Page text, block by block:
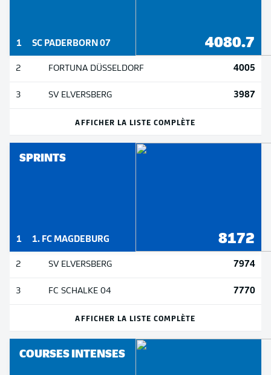
1 SC PADERBORN 07 4080.7
2 FORTUNA DÜSSELDORF 4005
3 SV ELVERSBERG 3987
AFFICHER LA LISTE COMPLÈTE
SPRINTS
1 1. FC MAGDEBURG 8172
2 SV ELVERSBERG 7974
3 FC SCHALKE 04 7770
AFFICHER LA LISTE COMPLÈTE
COURSES INTENSES